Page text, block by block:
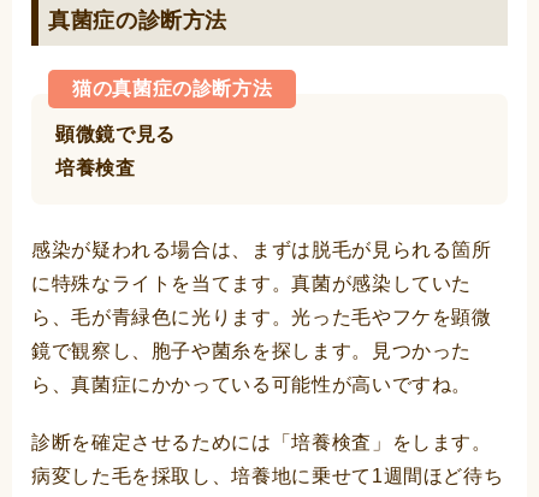
真菌症の診断方法
猫の真菌症の診断方法
顕微鏡で見る
培養検査
感染が疑われる場合は、まずは脱毛が見られる箇所
に特殊なライトを当てます。真菌が感染していた
ら、毛が青緑色に光ります。光った毛やフケを顕微
鏡で観察し、胞子や菌糸を探します。見つかった
ら、真菌症にかかっている可能性が高いですね。
診断を確定させるためには「培養検査」をします。
病変した毛を採取し、培養地に乗せて1週間ほど待ち